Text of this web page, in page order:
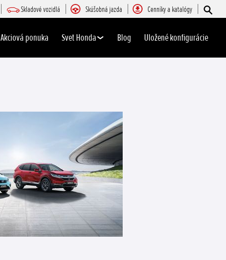
Skladové vozidlá Skúšobná jazda Cenníky a katalógy
Akciová ponuka Svet Honda Blog Uložené konfigurácie